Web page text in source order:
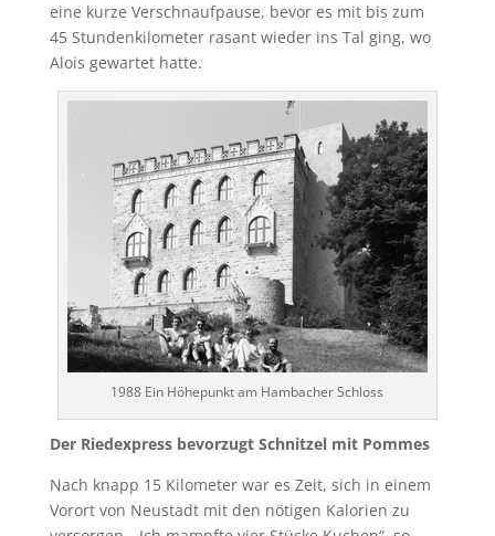
eine kurze Verschnaufpause, bevor es mit bis zum
45 Stundenkilometer rasant wieder ins Tal ging, wo
Alois gewartet hatte.
1988 Ein Höhepunkt am Hambacher Schloss
Der Riedexpress bevorzugt Schnitzel mit Pommes
Nach knapp 15 Kilometer war es Zeit, sich in einem
Vorort von Neustadt mit den nötigen Kalorien zu